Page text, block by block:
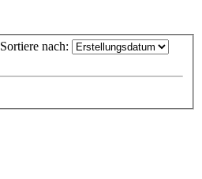
Sortiere nach: